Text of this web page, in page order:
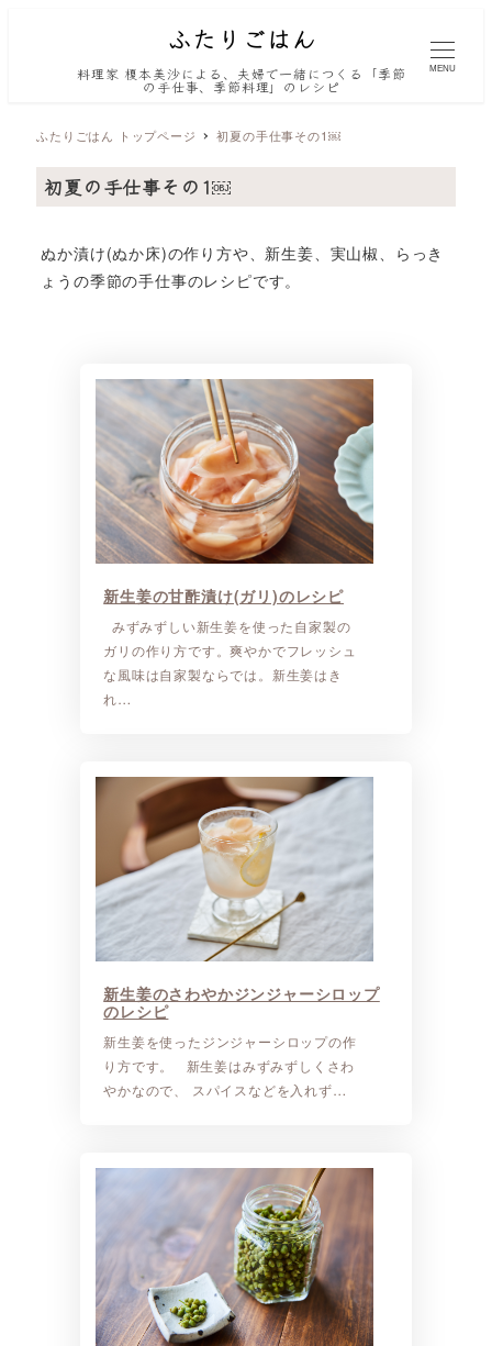
料理家 榎本美沙による、夫婦で一緒につくる「季節
の手仕事、季節料理」のレシピ
MENU
ふたりごはん トップページ 初夏の手仕事その1￼
初夏の手仕事その1￼
ぬか漬け(ぬか床)の作り方や、新生姜、実山椒、らっき
ょうの季節の手仕事のレシピです。
新生姜の甘酢漬け(ガリ)のレシピ
みずみずしい新生姜を使った自家製の
ガリの作り方です。爽やかでフレッシュ
な風味は自家製ならでは。新生姜はき
れ…
新生姜のさわやかジンジャーシロップ
のレシピ
新生姜を使ったジンジャーシロップの作
り方です。 新生姜はみずみずしくさわ
やかなので、 スパイスなどを入れず…